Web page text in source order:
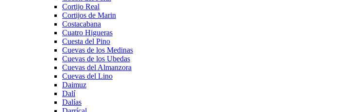
Cortijo Real
Cortijos de Marin
Costacabana
Cuatro Higueras
Cuesta del Pino
Cuevas de los Medinas
Cuevas de los Ubedas
Cuevas del Almanzora
Cuevas del Lino
Daimuz
Dalí
Dalías